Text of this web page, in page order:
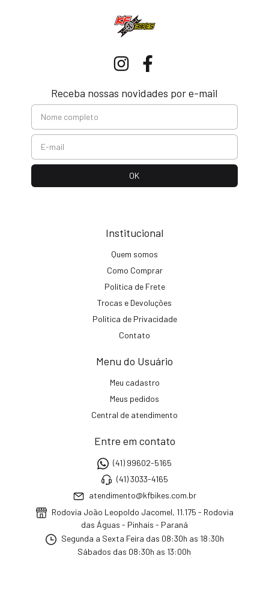
Receba nossas novidades por e-mail
Institucional
Quem somos
Como Comprar
Política de Frete
Trocas e Devoluções
Política de Privacidade
Contato
Menu do Usuário
Meu cadastro
Meus pedidos
Central de atendimento
Entre em contato
(41) 99602-5165
(41) 3033-4165
atendimento@kfbikes.com.br
Rodovia João Leopoldo Jacomel, 11.175 - Rodovia
das Águas - Pinhais - Paraná
Segunda a Sexta Feira das 08:30h as 18:30h
Sábados das 08:30h as 13:00h